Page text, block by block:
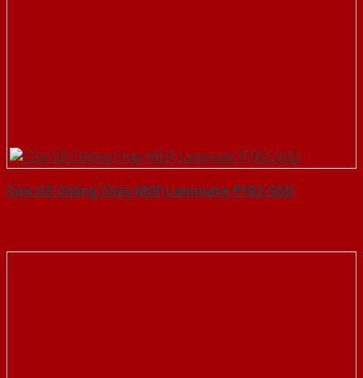
Cửa Gỗ Chống Cháy MDF Laminate P1R2-SGD